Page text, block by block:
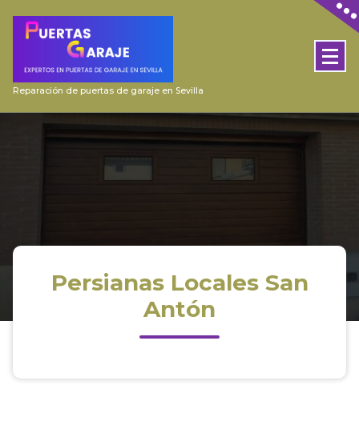
Reparación de puertas de garaje en Sevilla
Persianas Locales San
Antón